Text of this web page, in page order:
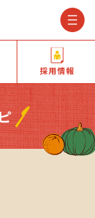
会社情報